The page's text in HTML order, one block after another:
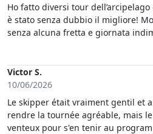
Ho fatto diversi tour
è stato senza dubbio il migliore!
senza alcuna fretta e giornata
Victor S.
10/06/2026
Le skipper était vraiment gentil et
rendre la tournée agréable, mais
venteux pour s'en tenir au